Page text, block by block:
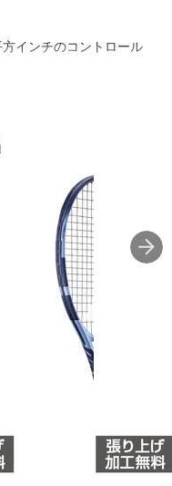
インチのコントロール